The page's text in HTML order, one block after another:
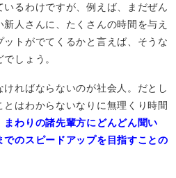
るわけですが、例えば、まだぜん
人さんに、たくさんの時間を与え
トがでてくるかと言えば、そうな
しょう。
ればならないのが社会人。だとし
はわからないなりに無理くり時間
まわりの諸先輩方にどんどん聞い
のスピードアップを目指すことの